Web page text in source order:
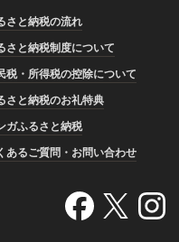
さと納税の流れ
さと納税制度について
税・所得税の控除について
さと納税のお礼特典
ガふるさと納税
あるご質問・お問い合わせ